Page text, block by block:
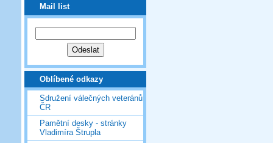
Mail list
Oblíbené odkazy
Sdružení válečných veteránů
ČR
Pamětní desky - stránky
Vladimíra Štrupla